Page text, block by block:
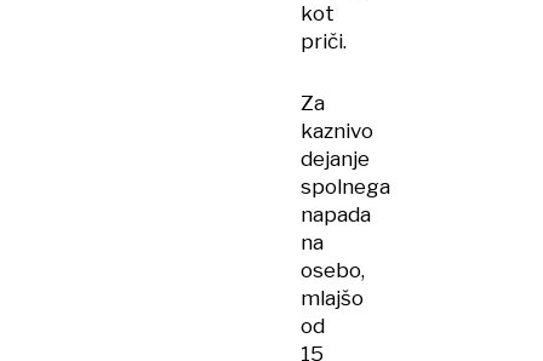
kot
priči.
Za
kaznivo
dejanje
spolnega
napada
na
osebo,
mlajšo
od
15